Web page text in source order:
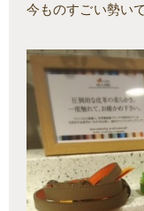
今ものすごい勢い